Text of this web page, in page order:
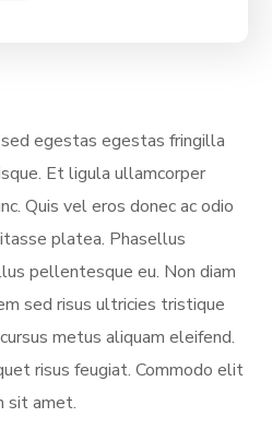
egestas egestas fringilla
Et ligula ullamcorper
Quis vel eros donec ac odio
platea. Phasellus
pellentesque eu. Non diam
sed risus ultricies tristique
metus aliquam eleifend.
risus feugiat. Commodo elit
sit amet.